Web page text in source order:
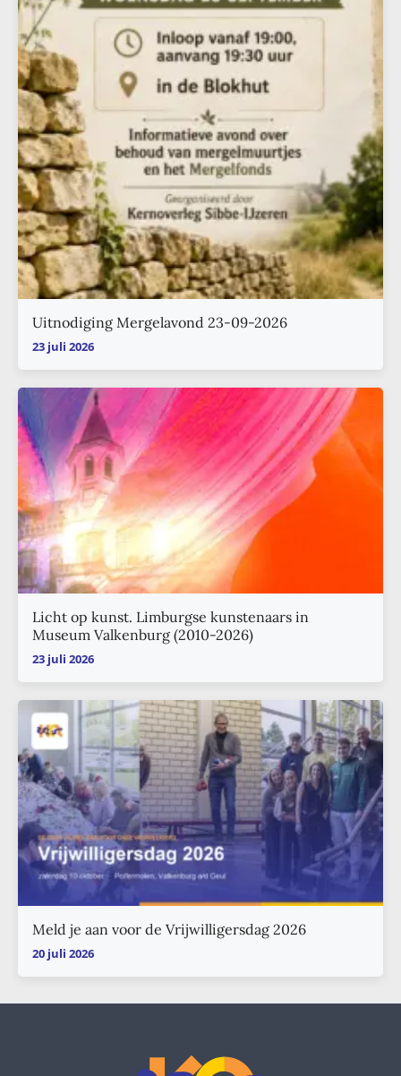
Uitnodiging Mergelavond 23-09-2026
23 juli 2026
Licht op kunst. Limburgse kunstenaars in
Museum Valkenburg (2010-2026)
23 juli 2026
Meld je aan voor de Vrijwilligersdag 2026
20 juli 2026